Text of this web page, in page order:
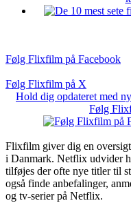
Følg Flixfilm på Facebook
Følg Flixfilm på X
Hold dig opdateret med
Følg
Flixfilm giver dig en
i Danmark. Netflix udvider
tilføjes der ofte nye titler til
også finde anbefalinger,
og tv-serier på Netflix.